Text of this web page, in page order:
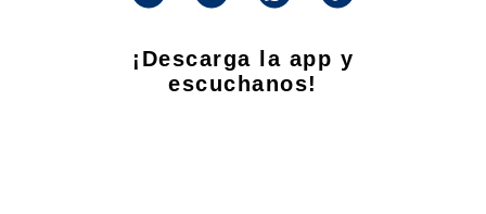
¡Descarga la app y
escuchanos!